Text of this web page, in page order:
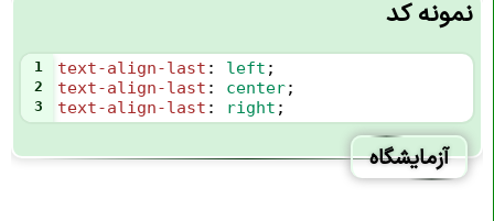
نمونه کد
1 text-align-last : left ;
2 text-align-last : center;
3 text-align-last : right ;
آزمایشگاه